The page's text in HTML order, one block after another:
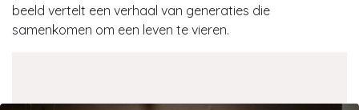
beeld vertelt een verhaal van generaties die
samenkomen om een leven te vieren.